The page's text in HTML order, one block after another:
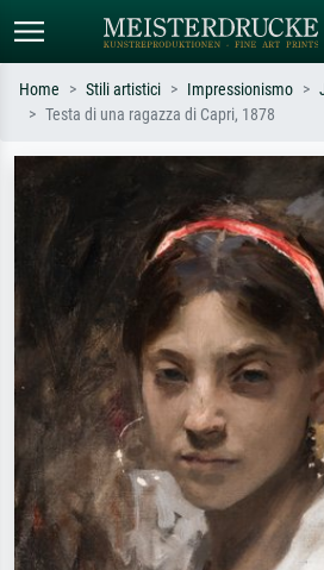
Cerca per artista, titolo o stile – es.
Impressionismo, onda di Hokusai,
nudo.
olio
Home Stili artistici Impressionismo
Testa di una ragazza di Capri, 1878